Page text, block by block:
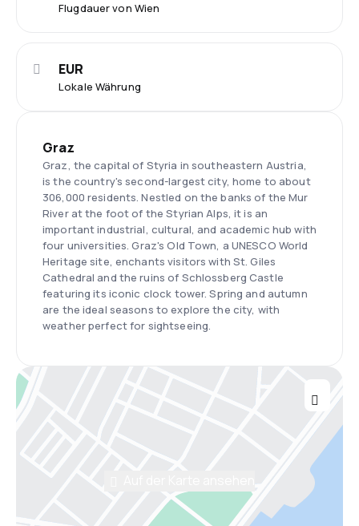
Flugdauer von Wien
Lokale Währung
EUR
Graz
Graz, the capital of Styria in southeastern Austria,
is the country's second-largest city, home to about
306,000 residents. Nestled on the banks of the Mur
River at the foot of the Styrian Alps, it is an
important industrial, cultural, and academic hub with
four universities. Graz's Old Town, a UNESCO World
Heritage site, enchants visitors with St. Giles
Cathedral and the ruins of Schlossberg Castle
featuring its iconic clock tower. Spring and autumn
are the ideal seasons to explore the city, with
weather perfect for sightseeing.